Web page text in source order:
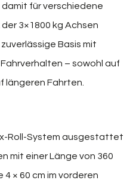
für verschiedene
3×1800 kg Achsen
Basis mit
– sowohl auf
längeren Fahrten.
Roll-System ausgestattet
mit einer Länge von 360
4 × 60 cm im vorderen